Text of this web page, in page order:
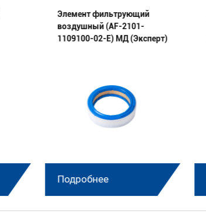
Элемент фильтрующий
воздушный (AF-2101-
1109100-02-E) МД (Эксперт)
Подробнее